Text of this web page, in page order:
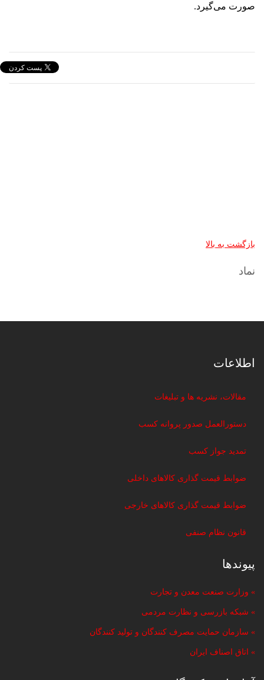
صورت می‌گیرد.
بازگشت به بالا
نماد
اطلاعات
مقالات، نشریه ها و تبلیغات
دستورالعمل صدور پروانه کسب
تمدید جواز کسب
ضوابط قیمت گذاری کالاهای داخلی
ضوابط قیمت گذاری کالاهای خارجی
قانون نظام صنفی
پیوندها
» وزارت صنعت معدن و تجارت
» شبکه بازرسی و نظارت مردمی
» سازمان حمایت مصرف کنندگان و تولید کنندگان
» اتاق اصناف ایران